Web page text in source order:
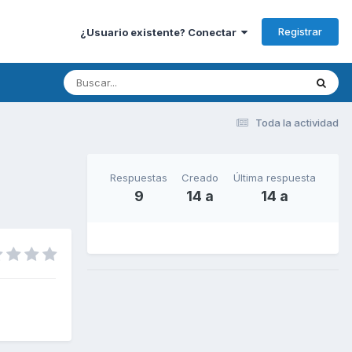
¿Usuario existente? Conectar Registrar
Toda la actividad
Respuestas
9
Creado
14 a
Última respuesta
14 a